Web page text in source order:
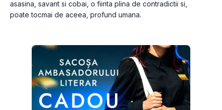
asasina, savant si cobai, o fiinta plina de contradictii si,
poate tocmai de aceea, profund umana.